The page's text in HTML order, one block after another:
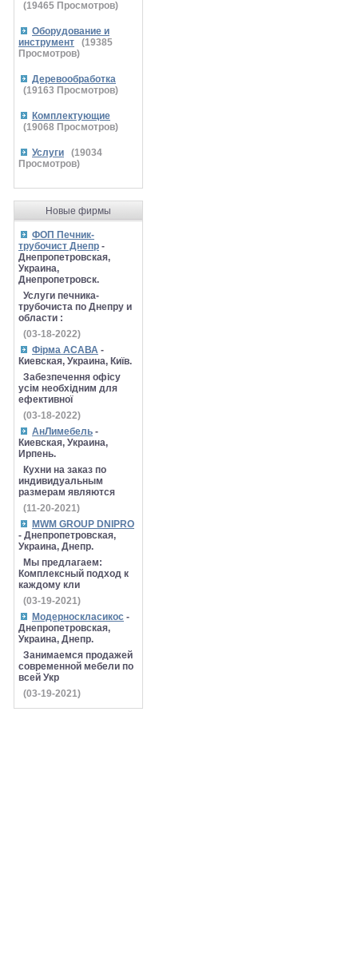
(19465 Просмотров)
Оборудование и
инструмент
(19385
Просмотров)
Деревообработка
(19163 Просмотров)
Комплектующие
(19068 Просмотров)
Услуги (19034
Просмотров)
Новые фирмы
ФОП Печник-
трубочист Днепр -
Днепропетровская,
Украина,
Днепропетровск.
Услуги печника-
трубочиста по Днепру и
области :
(03-18-2022)
Фірма АСАВА -
Киевская, Украина, Київ.
Забезпечення офісу
усім необхідним для
ефективної
(03-18-2022)
АнЛимебель -
Киевская, Украина,
Ирпень.
Кухни на заказ по
индивидуальным
размерам являются
(11-20-2021)
MWM GROUP DNIPRO
- Днепропетровская,
Украина, Днепр.
Мы предлагаем:
Комплексный подход к
каждому кли
(03-19-2021)
Модерноскласикос -
Днепропетровская,
Украина, Днепр.
Занимаемся продажей
современной мебели по
всей Укр
(03-19-2021)